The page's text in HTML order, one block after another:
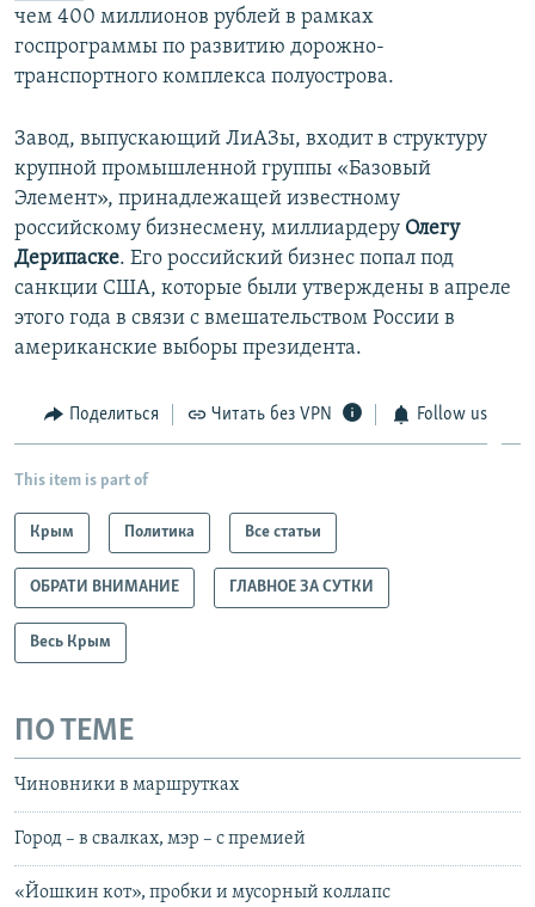
чем 400 миллионов рублей в рамках
госпрограммы по развитию дорожно-
транспортного комплекса полуострова.
Завод, выпускающий ЛиАЗы, входит в структуру
крупной промышленной группы «Базовый
Элемент», принадлежащей известному
российскому бизнесмену, миллиардеру Олегу
Дерипаске. Его российский бизнес попал под
санкции США, которые были утверждены в апреле
этого года в связи с вмешательством России в
американские выборы президента.
Поделиться Читать без VPN Follow us
This item is part of
Крым Политика Все статьи
ОБРАТИ ВНИМАНИЕ ГЛАВНОЕ ЗА СУТКИ
Весь Крым
ПО ТЕМЕ
Чиновники в маршрутках
Город – в свалках, мэр – с премией
«Йошкин кот», пробки и мусорный коллапс